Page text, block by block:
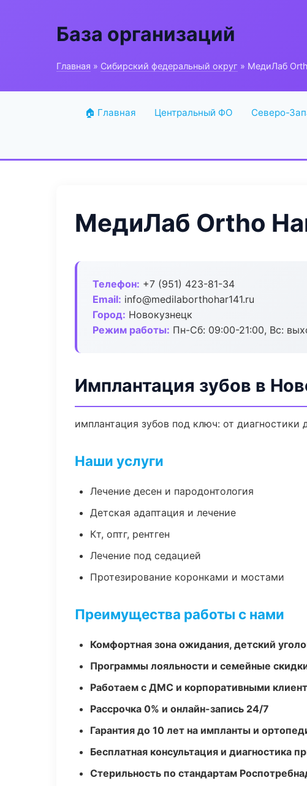
База организаций
Главная » Сибирский федеральный округ » МедиЛаб
🏠 Главная Центральный ФО Северо-
МедиЛаб Ortho
Телефон: +7 (951) 423-81-34
Email: info@medilaborthohar141.ru
Город: Новокузнецк
Режим работы: Пн-Сб: 09:00-21:00, Вс:
Имплантация зубов в
имплантация зубов под ключ: от
Наши услуги
Лечение десен и пародонтология
Детская адаптация и лечение
Кт, оптг, рентген
Лечение под седацией
Протезирование коронками и мостами
Преимущества работы с нами
Комфортная зона ожидания, детский
Программы лояльности и семейные
Работаем с ДМС и корпоративными
Рассрочка 0% и онлайн-запись 24/7
Гарантия до 10 лет на импланты и
Бесплатная консультация и диагностика
Стерильность по стандартам